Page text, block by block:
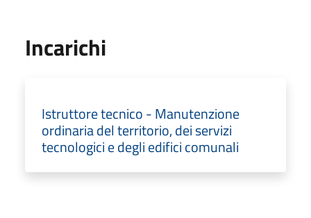
Incarichi
Istruttore tecnico - Manutenzione
ordinaria del territorio, dei servizi
tecnologici e degli edifici comunali